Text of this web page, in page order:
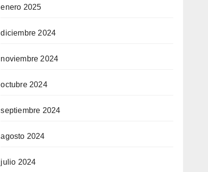
enero 2025
diciembre 2024
noviembre 2024
octubre 2024
septiembre 2024
agosto 2024
julio 2024